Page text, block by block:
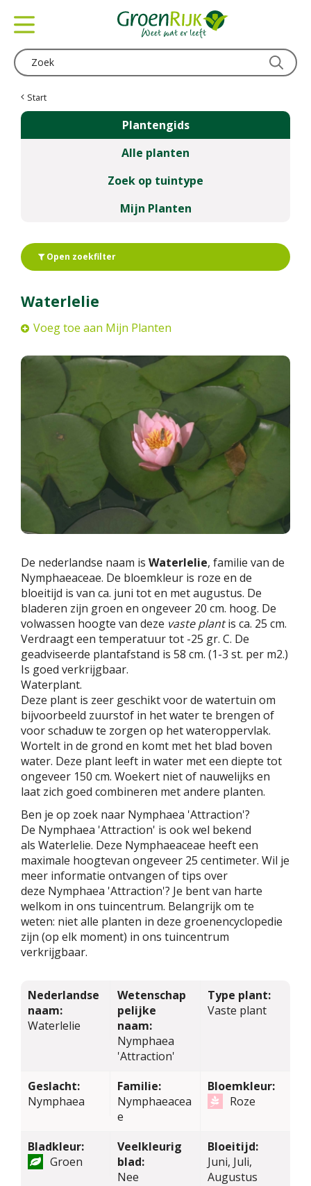
Start
Plantengids
Alle planten
Zoek op tuintype
Mijn Planten
Open zoekfilter
Waterlelie
Voeg toe aan Mijn Planten
De nederlandse naam is Waterlelie, familie van de
Nymphaeaceae. De bloemkleur is roze en de
bloeitijd is van ca. juni tot en met augustus. De
bladeren zijn groen en ongeveer 20 cm. hoog. De
volwassen hoogte van deze vaste plantis ca. 25 cm.
Verdraagt een temperatuur tot -25 gr. C. De
geadviseerde plantafstand is 58 cm. (1-3 st. per m2.)
Is goed verkrijgbaar.
Waterplant.
Deze plant is zeer geschikt voor de watertuin om
bijvoorbeeld zuurstof in het water te brengen of
voor schaduw te zorgen op het wateroppervlak.
Wortelt in de grond en komt met het blad boven
water. Deze plant leeft in water met een diepte tot
ongeveer 150 cm. Woekert niet of nauwelijks en
laat zich goed combineren met andere planten.
Ben je op zoek naar Nymphaea 'Attraction'?
De Nymphaea 'Attraction' is ook wel bekend
als Waterlelie. Deze Nymphaeaceae heeft een
maximale hoogtevan ongeveer 25 centimeter. Wil je
meer informatie ontvangen of tips over
deze Nymphaea 'Attraction'? Je bent van harte
welkom in ons tuincentrum. Belangrijk om te
weten: niet alle planten in deze groenencyclopedie
zijn (op elk moment) in ons tuincentrum
verkrijgbaar.
Nederlandse
naam:
Waterlelie
Wetenschap
pelijke
naam:
Nymphaea
'Attraction'
Type plant:
Vaste plant
Geslacht:
Nymphaea
Familie:
Nymphaeacea
e
Bloemkleur:
Roze
Bladkleur:
Groen
Veelkleurig
blad:
Nee
Bloeitijd:
Juni, Juli,
Augustus